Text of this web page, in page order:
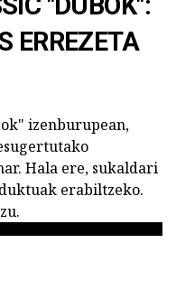
ERREZETA
izenburupean,
Hala ere, sukaldari
erabiltzeko.